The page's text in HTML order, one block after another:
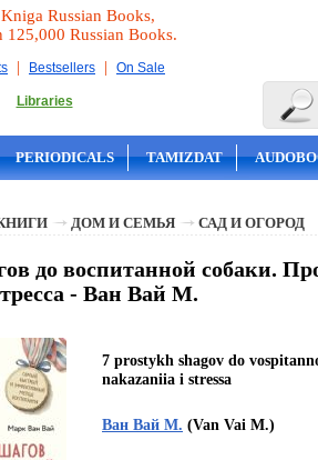
Russian Books,
125,000 Russian Books.
| Bestsellers | On Sale
Libraries
PERIODICALS TAMIZDAT
ДОМ И СЕМЬЯ САД И ОГОРОД
до воспитанной собаки.
- Ван Вай М.
7 prostykh shagov do
nakazaniia i stressa
Ван Вай М. (Van Vai M.)